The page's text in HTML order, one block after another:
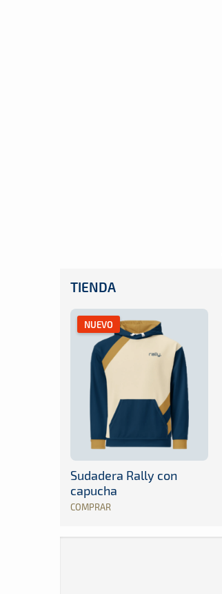
TIENDA
NUEVO
Sudadera Rally con
capucha
COMPRAR